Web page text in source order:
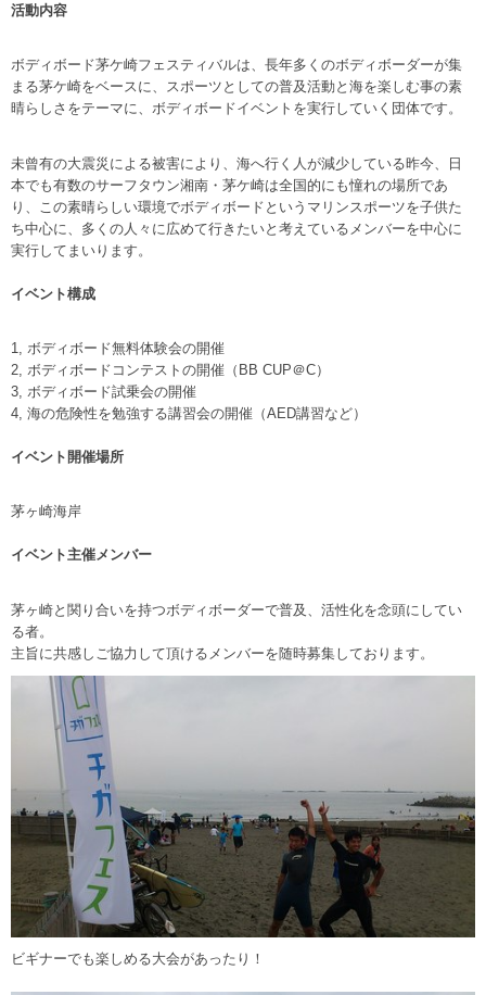
活動内容
ボディボード茅ケ崎フェスティバルは、長年多くのボディボーダーが集
まる茅ケ崎をベースに、 スポーツとしての普及活動と海を楽しむ事の素
晴らしさをテーマに、ボディボードイベントを実行していく団体です。
未曾有の大震災による被害により、海へ行く人が減少している昨今、日
本でも有数のサーフタウン湘南・茅ケ崎は全国的にも憧れの場所であ
り、この素晴らしい環境でボディボードというマリンスポーツを子供た
ち中心に、多くの人々に広めて行きたいと考えているメンバーを中心に
実行してまいります。
イベント構成
1, ボディボード無料体験会の開催
2, ボディボードコンテストの開催（BB CUP＠C）
3, ボディボード試乗会の開催
4, 海の危険性を勉強する講習会の開催（AED講習など）
イベント開催場所
茅ヶ崎海岸
イベント主催メンバー
茅ヶ崎と関り合いを持つボディボーダーで普及、活性化を念頭にしてい
る者。
主旨に共感しご協力して頂けるメンバーを随時募集しております。
ビギナーでも楽しめる大会があったり！